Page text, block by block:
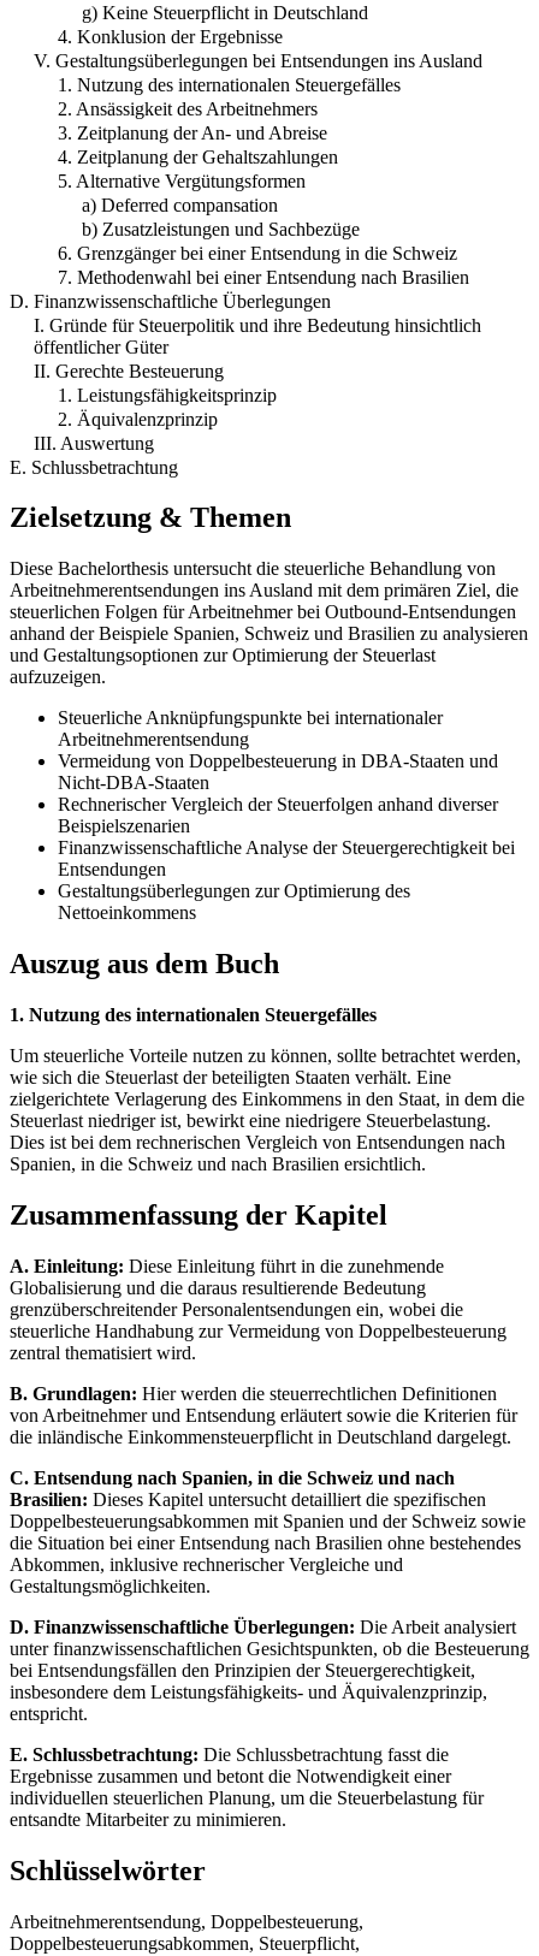
g) Keine Steuerpflicht in Deutschland
4. Konklusion der Ergebnisse
V. Gestaltungsüberlegungen bei Entsendungen ins Ausland
1. Nutzung des internationalen Steuergefälles
2. Ansässigkeit des Arbeitnehmers
3. Zeitplanung der An- und Abreise
4. Zeitplanung der Gehaltszahlungen
5. Alternative Vergütungsformen
a) Deferred compansation
b) Zusatzleistungen und Sachbezüge
6. Grenzgänger bei einer Entsendung in die Schweiz
7. Methodenwahl bei einer Entsendung nach Brasilien
D. Finanzwissenschaftliche Überlegungen
I. Gründe für Steuerpolitik und ihre Bedeutung hinsichtlich
öffentlicher Güter
II. Gerechte Besteuerung
1. Leistungsfähigkeitsprinzip
2. Äquivalenzprinzip
III. Auswertung
E. Schlussbetrachtung
Zielsetzung & Themen
Diese Bachelorthesis untersucht die steuerliche Behandlung von
Arbeitnehmerentsendungen ins Ausland mit dem primären Ziel, die
steuerlichen Folgen für Arbeitnehmer bei Outbound-Entsendungen
anhand der Beispiele Spanien, Schweiz und Brasilien zu analysieren
und Gestaltungsoptionen zur Optimierung der Steuerlast
aufzuzeigen.
Steuerliche Anknüpfungspunkte bei internationaler
Arbeitnehmerentsendung
Vermeidung von Doppelbesteuerung in DBA-Staaten und
Nicht-DBA-Staaten
Rechnerischer Vergleich der Steuerfolgen anhand diverser
Beispielszenarien
Finanzwissenschaftliche Analyse der Steuergerechtigkeit bei
Entsendungen
Gestaltungsüberlegungen zur Optimierung des
Nettoeinkommens
Auszug aus dem Buch
1. Nutzung des internationalen Steuergefälles
Um steuerliche Vorteile nutzen zu können, sollte betrachtet werden,
wie sich die Steuerlast der beteiligten Staaten verhält. Eine
zielgerichtete Verlagerung des Einkommens in den Staat, in dem die
Steuerlast niedriger ist, bewirkt eine niedrigere Steuerbelastung.
Dies ist bei dem rechnerischen Vergleich von Entsendungen nach
Spanien, in die Schweiz und nach Brasilien ersichtlich.
Zusammenfassung der Kapitel
A. Einleitung: Diese Einleitung führt in die zunehmende
Globalisierung und die daraus resultierende Bedeutung
grenzüberschreitender Personalentsendungen ein, wobei die
steuerliche Handhabung zur Vermeidung von Doppelbesteuerung
zentral thematisiert wird.
B. Grundlagen: Hier werden die steuerrechtlichen Definitionen
von Arbeitnehmer und Entsendung erläutert sowie die Kriterien für
die inländische Einkommensteuerpflicht in Deutschland dargelegt.
C. Entsendung nach Spanien, in die Schweiz und nach
Brasilien: Dieses Kapitel untersucht detailliert die spezifischen
Doppelbesteuerungsabkommen mit Spanien und der Schweiz sowie
die Situation bei einer Entsendung nach Brasilien ohne bestehendes
Abkommen, inklusive rechnerischer Vergleiche und
Gestaltungsmöglichkeiten.
D. Finanzwissenschaftliche Überlegungen: Die Arbeit analysiert
unter finanzwissenschaftlichen Gesichtspunkten, ob die Besteuerung
bei Entsendungsfällen den Prinzipien der Steuergerechtigkeit,
insbesondere dem Leistungsfähigkeits- und Äquivalenzprinzip,
entspricht.
E. Schlussbetrachtung: Die Schlussbetrachtung fasst die
Ergebnisse zusammen und betont die Notwendigkeit einer
individuellen steuerlichen Planung, um die Steuerbelastung für
entsandte Mitarbeiter zu minimieren.
Schlüsselwörter
Arbeitnehmerentsendung, Doppelbesteuerung,
Doppelbesteuerungsabkommen, Steuerpflicht,